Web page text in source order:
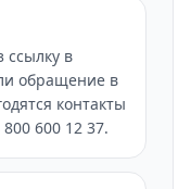
ссылку в
обращение в
контакты
600 12 37.